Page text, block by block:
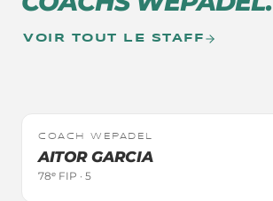
VOIR TOUT LE STAFF
COACH WEPADEL
AITOR GARCIA
78ᵉ FIP · 5